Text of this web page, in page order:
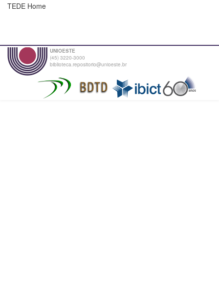
TEDE Home
UNIOESTE
(45) 3220-3000
biblioteca.repositorio@unioeste.br